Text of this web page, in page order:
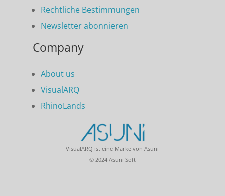
Rechtliche Bestimmungen
Newsletter abonnieren
Company
About us
VisualARQ
RhinoLands
VisualARQ ist eine Marke von Asuni
© 2024 Asuni Soft